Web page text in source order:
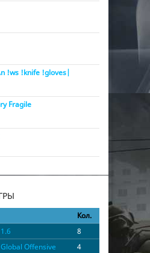
!ws !knife !gloves|
Fragile
Кол.
8
Offensive
4